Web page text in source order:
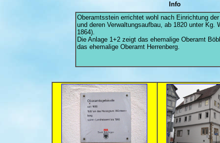
Info
Oberamtsstein errichtet wohl nach Einrichtung
und deren Verwaltungsaufbau, ab 1820 unter Kg.
1864).
Die Anlage 1+2 zeigt das ehemalige Oberamt
das ehemalige Oberamt Herrenberg.